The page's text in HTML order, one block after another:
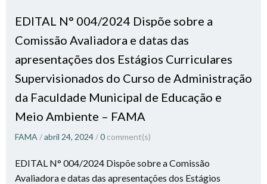
EDITAL N° 004/2024 Dispõe sobre a
Comissão Avaliadora e datas das
apresentações dos Estágios Curriculares
Supervisionados do Curso de Administração
da Faculdade Municipal de Educação e
Meio Ambiente – FAMA
FAMA /abril 24, 2024 /0 comment(s)
EDITAL N° 004/2024 Dispõe sobre a Comissão
Avaliadora e datas das apresentações dos Estágios